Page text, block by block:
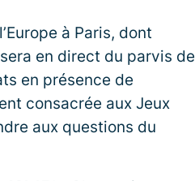
à Paris, dont
en direct du parvis de
en présence de
consacrée aux Jeux
aux questions du